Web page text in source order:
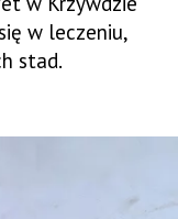
w leczeniu,
stad.